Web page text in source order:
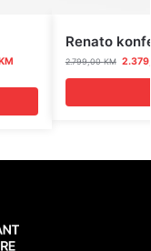
Renato
2.799,00KM